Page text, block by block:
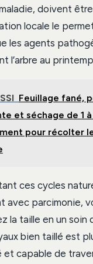
doivent
locale le
les agents
l’arbre au
Feuillage fané,
et séchage de 1 à
pour récolter
ces cycles
avec parcimonie,
la taille en un soin
bien taillé est
et capable de